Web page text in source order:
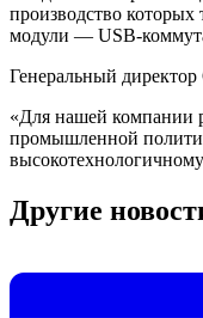
производство
модули — USB-
Генеральный
«Для нашей компании
промышленной
Другие